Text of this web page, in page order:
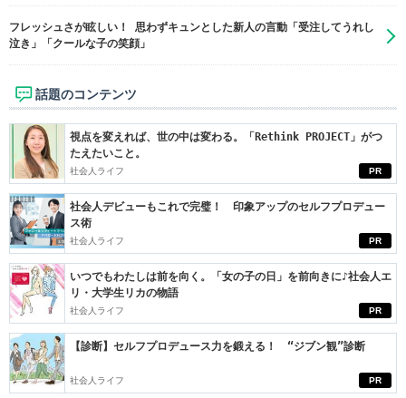
フレッシュさが眩しい！ 思わずキュンとした新人の言動「受注してうれし
泣き」「クールな子の笑顔」
話題のコンテンツ
PR
視点を変えれば、世の中は変わる。「Rethink PROJECT」がつ
たえたいこと。
社会人ライフ
PR
社会人デビューもこれで完璧！ 印象アップのセルフプロデュー
ス術
社会人ライフ
PR
いつでもわたしは前を向く。「女の子の日」を前向きに♪社会人エ
リ・大学生リカの物語
社会人ライフ
PR
【診断】セルフプロデュース力を鍛える！ “ジブン観”診断
社会人ライフ